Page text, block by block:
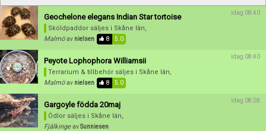
Betygsätt
Geochelone elegans Indian Star tortoise
Sköldpaddor säljes i Skåne län,
Malmö av nielsen 8 5.0
idag 08:40
Peyote Lophophora Williamsii
Terrarium & tillbehör säljes i Skåne län,
Malmö av nielsen 8 5.0
idag 08:40
Gargoyle födda 20maj
Ödlor säljes i Skåne län,
Fjälkinge avSunniesen
idag 08:28
Användarnamn:
Lösenord:
Terms of Service